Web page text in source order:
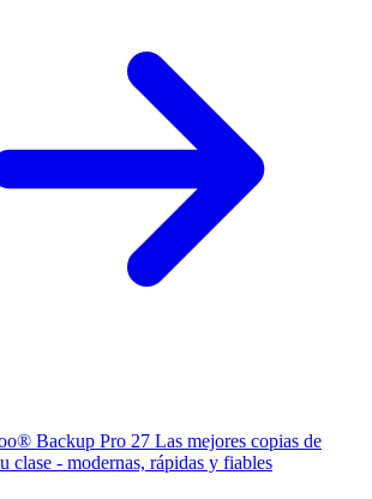
® Backup Pro 27 Las mejores copias de
clase - modernas, rápidas y fiables